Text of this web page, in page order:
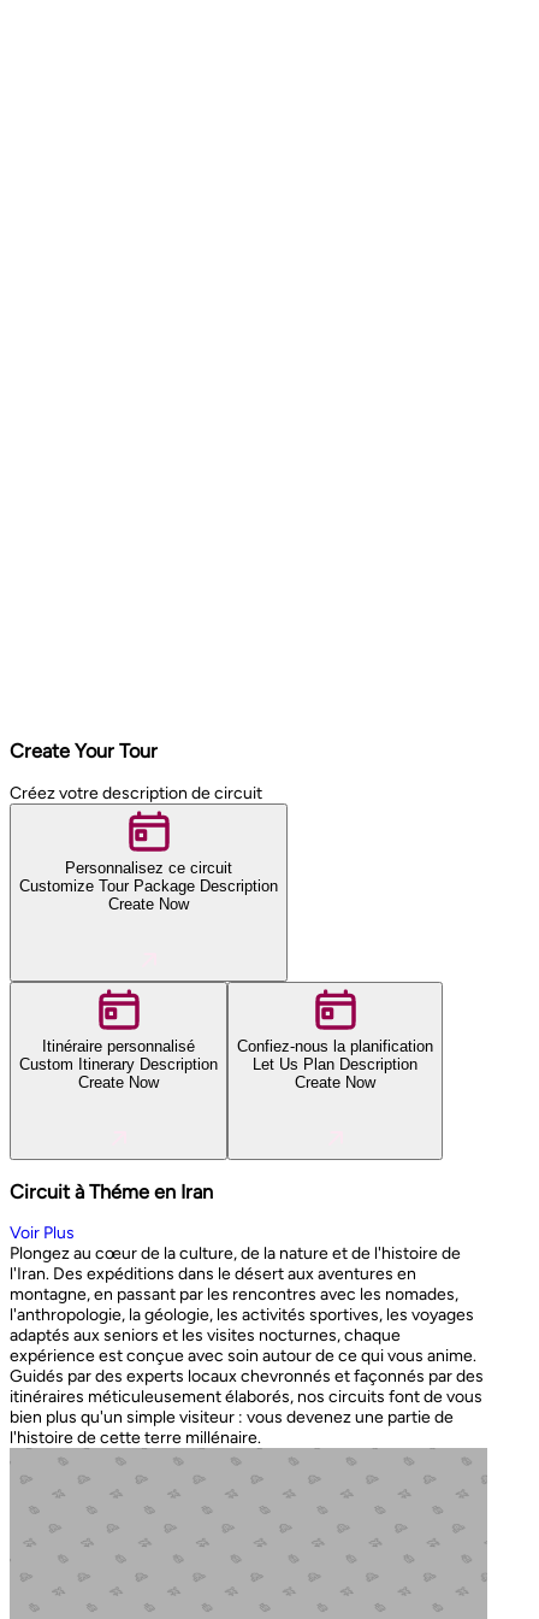
Create Your Tour
Créez votre description de circuit
Personnalisez ce circuit
Customize Tour Package Description
Create Now
Itinéraire personnalisé
Custom Itinerary Description
Create Now
Confiez-nous la planification
Let Us Plan Description
Create Now
Circuit à Théme en Iran
Voir Plus
Plongez au cœur de la culture, de la nature et de l'histoire de
l'Iran. Des expéditions dans le désert aux aventures en
montagne, en passant par les rencontres avec les nomades,
l'anthropologie, la géologie, les activités sportives, les voyages
adaptés aux seniors et les visites nocturnes, chaque
expérience est conçue avec soin autour de ce qui vous anime.
Guidés par des experts locaux chevronnés et façonnés par des
itinéraires méticuleusement élaborés, nos circuits font de vous
bien plus qu'un simple visiteur : vous devenez une partie de
l'histoire de cette terre millénaire.